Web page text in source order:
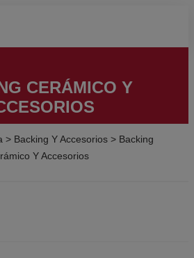
CERÁMICO Y
> Backing Y Accesorios> Backing
Y Accesorios